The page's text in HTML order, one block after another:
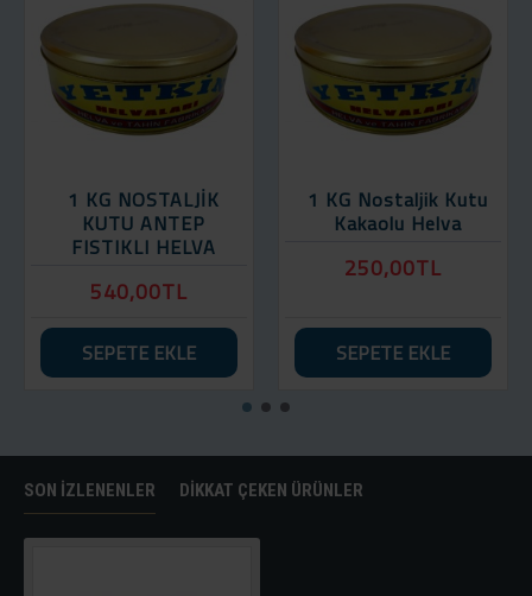
1 KG NOSTALJİK
KUTU ANTEP
FISTIKLI HELVA
540,00TL
SEPETE EKLE
1 KG Nostaljik Kutu
Kakaolu Helva
250,00TL
SEPETE EKLE
SON İZLENENLER DIKKAT ÇEKEN ÜRÜNLER